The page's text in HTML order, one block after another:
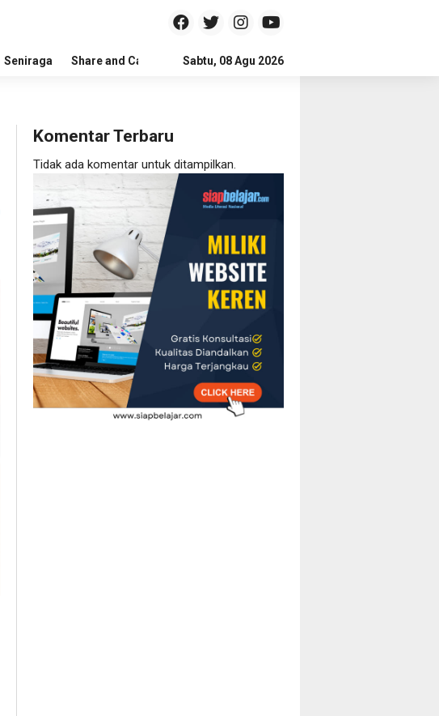
Seniraga Share and Care Sabtu, 08 Agu 2026
Komentar Terbaru
Tidak ada komentar untuk ditampilkan.